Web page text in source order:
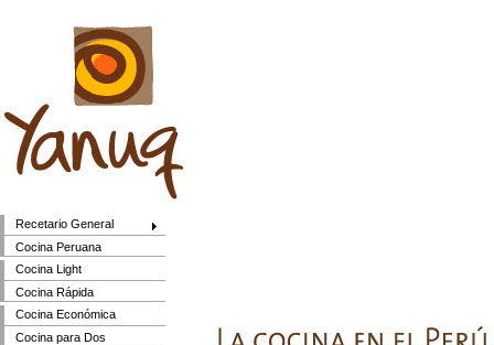
Recetario General
Cocina Peruana
Cocina Light
Cocina Rápida
Cocina Económica
Cocina para Dos